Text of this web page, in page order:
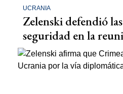
UCRANIA
Zelenski defendió
seguridad en la